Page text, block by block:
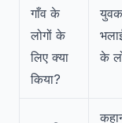
गाँव के
लोगों के
लिए क्या
किया?
के